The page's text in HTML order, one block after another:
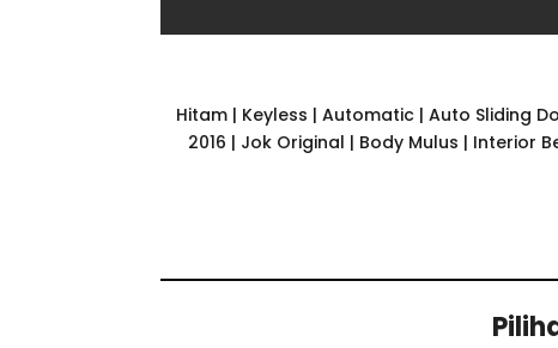
Hitam | Keyless | Automatic | Auto Sliding
2016 | Jok Original | Body Mulus | Interior